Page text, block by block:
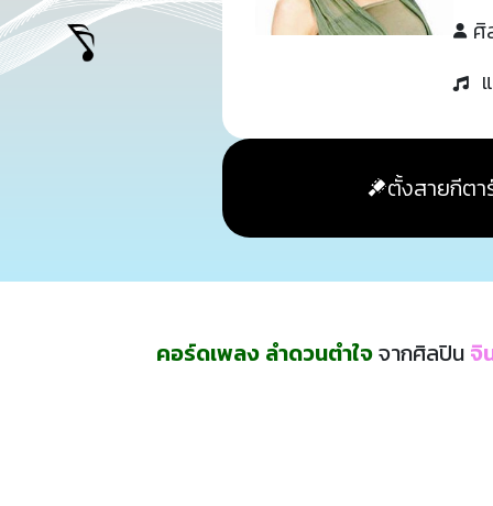
ศิ
ตั้งสายกีตา
คอร์ดเพลง ลำดวนตำใจจากศิลปิน จิ